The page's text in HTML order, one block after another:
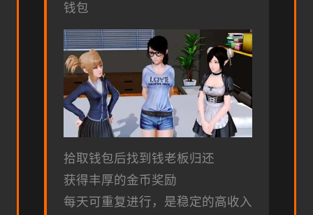
钱包
拾取钱包后找到钱老板归还
获得丰厚的金币奖励
每天可重复进行，是稳定的高收入